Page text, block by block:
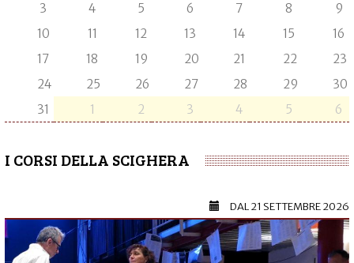
3
4 5 6 7 8
9
10
11 12 13 14 15
16
17
18 19 20 21 22
23
24
25 26 27 28 29
30
31
1 2 3 4 5 6
I CORSI DELLA SCIGHERA
DAL21 SETTEMBRE 2026